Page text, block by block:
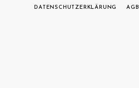
DATENSCHUTZERKLÄRUNG AGB